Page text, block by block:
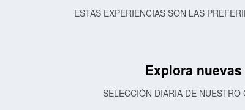
ESTAS EXPERIENCIAS SON LAS
Explora
SELECCIÓN DIARIA DE NUESTRO